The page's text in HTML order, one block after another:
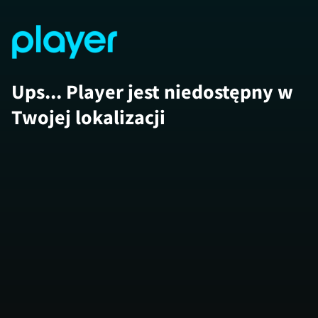
Ups... Player jest niedostępny w
Twojej lokalizacji